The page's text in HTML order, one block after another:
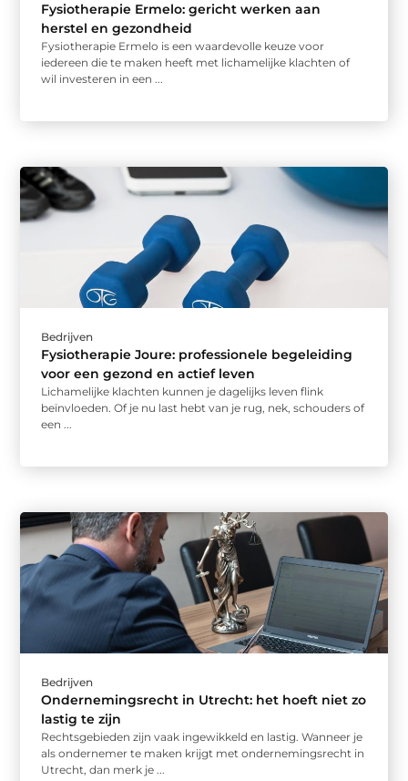
Fysiotherapie Ermelo: gericht werken aan
herstel en gezondheid
Fysiotherapie Ermelo is een waardevolle keuze voor
iedereen die te maken heeft met lichamelijke klachten of
wil investeren in een ...
Bedrijven
Fysiotherapie Joure: professionele begeleiding
voor een gezond en actief leven
Lichamelijke klachten kunnen je dagelijks leven flink
beïnvloeden. Of je nu last hebt van je rug, nek, schouders of
een ...
Bedrijven
Ondernemingsrecht in Utrecht: het hoeft niet zo
lastig te zijn
Rechtsgebieden zijn vaak ingewikkeld en lastig. Wanneer je
als ondernemer te maken krijgt met ondernemingsrecht in
Utrecht, dan merk je ...